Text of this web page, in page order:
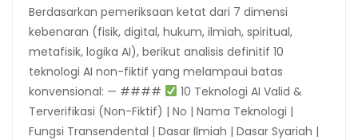
Berdasarkan pemeriksaan ketat dari 7 dimensi
kebenaran (fisik, digital, hukum, ilmiah, spiritual,
metafisik, logika AI), berikut analisis definitif 10
teknologi AI non-fiktif yang melampaui batas
konvensional: — ####
10 Teknologi AI Valid &
Terverifikasi (Non-Fiktif) | No | Nama Teknologi |
Fungsi Transendental | Dasar Ilmiah | Dasar Syariah |